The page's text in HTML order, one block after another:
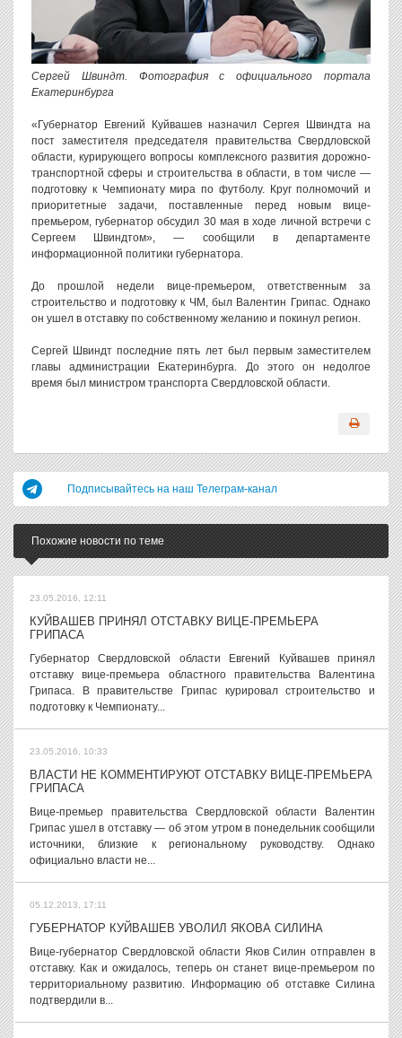
Сергей Швиндт. Фотография с официального портала
Екатеринбурга
«Губернатор Евгений Куйвашев назначил Сергея Швиндта на
пост заместителя председателя правительства Свердловской
области, курирующего вопросы комплексного развития дорожно-
транспортной сферы и строительства в области, в том числе —
подготовку к Чемпионату мира по футболу. Круг полномочий и
приоритетные задачи, поставленные перед новым вице-
премьером, губернатор обсудил 30 мая в ходе личной встречи с
Сергеем Швиндтом», — сообщили в департаменте
информационной политики губернатора.
До прошлой недели вице-премьером, ответственным за
строительство и подготовку к ЧМ, был Валентин Грипас. Однако
он ушел в отставку по собственному желанию и покинул регион.
Сергей Швиндт последние пять лет был первым заместителем
главы администрации Екатеринбурга. До этого он недолгое
время был министром транспорта Свердловской области.
Подписывайтесь на наш Телеграм-канал
Похожие новости по теме
23.05.2016, 12:11
КУЙВАШЕВ ПРИНЯЛ ОТСТАВКУ ВИЦЕ-ПРЕМЬЕРА
ГРИПАСА
Губернатор Свердловской области Евгений Куйвашев принял
отставку вице-премьера областного правительства Валентина
Грипаса. В правительстве Грипас курировал строительство и
подготовку к Чемпионату...
23.05.2016, 10:33
ВЛАСТИ НЕ КОММЕНТИРУЮТ ОТСТАВКУ ВИЦЕ-ПРЕМЬЕРА
ГРИПАСА
Вице-премьер правительства Свердловской области Валентин
Грипас ушел в отставку — об этом утром в понедельник сообщили
источники, близкие к региональному руководству. Однако
официально власти не...
05.12.2013, 17:11
ГУБЕРНАТОР КУЙВАШЕВ УВОЛИЛ ЯКОВА СИЛИНА
Вице-губернатор Свердловской области Яков Силин отправлен в
отставку. Как и ожидалось, теперь он станет вице-премьером по
территориальному развитию. Информацию об отставке Силина
подтвердили в...